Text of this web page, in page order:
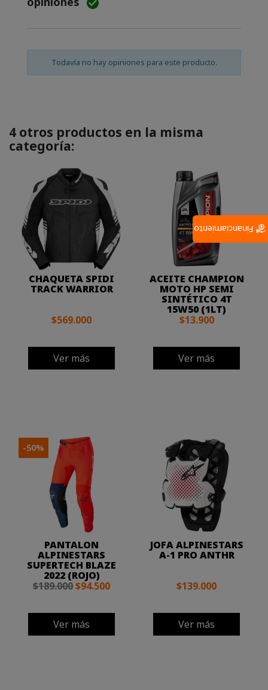

Todavía no hay opiniones para este producto.
4 otros productos en la misma
categoría:
CHAQUETA SPIDI
TRACK WARRIOR
$569.000
Ver más
ACEITE CHAMPION
MOTO HP SEMI
SINTÉTICO 4T
15W50 (1LT)
$13.900
Ver más
PANTALON
ALPINESTARS
SUPERTECH BLAZE
2022 (ROJO)
$189.000$94.500
Ver más
-50%
JOFA ALPINESTARS
A-1 PRO ANTHR
$139.000
Ver más
Financiamiento